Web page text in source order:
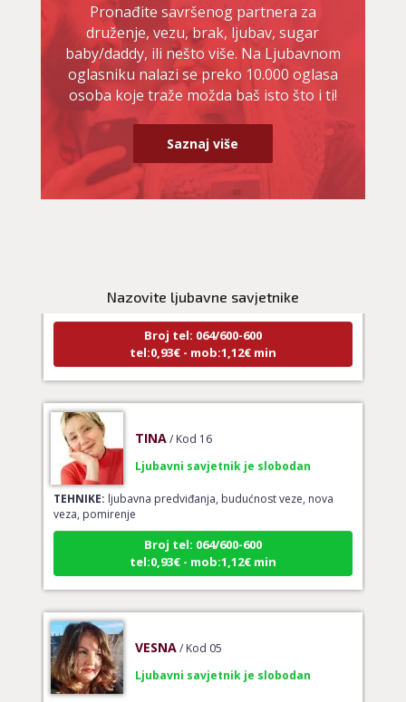
Pronađite savršenog partnera za
druženje, vezu, brak, ljubav, sugar
baby/daddy, ili nešto više. Na Ljubavnom
oglasniku nalazi se preko 10.000 oglasa
osoba koje traže možda baš isto što i ti!
Saznaj više
Nazovite ljubavne savjetnike
ljubavni savjeti
Broj tel: 064/600-600
tel:0,93€ - mob:1,12€ min
TEHNIKE:ljubavna predviđanja, budućnost veze, nova
veza, pomirenje
Broj tel: 064/600-600
tel:0,93€ - mob:1,12€ min
TEHNIKE:ljubavni tarot, izrada runskih amajlija